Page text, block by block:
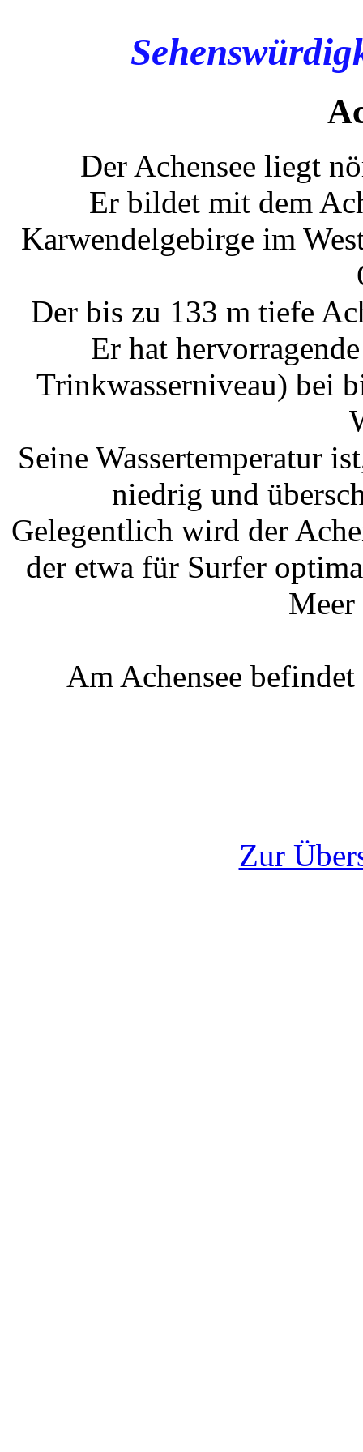
Der Achensee liegt
Er bildet mit dem
Karwendelgebirge im
Der bis zu 133 m tiefe
Er hat
Trinkwasserniveau) bei
Seine Wassertemperatur
niedrig und
Gelegentlich wird der
der etwa für Surfer
Meer
Am Achensee
Zur